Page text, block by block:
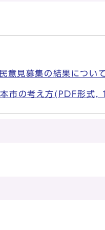
意見募集の結果につ
本市の考え方(PDF形式